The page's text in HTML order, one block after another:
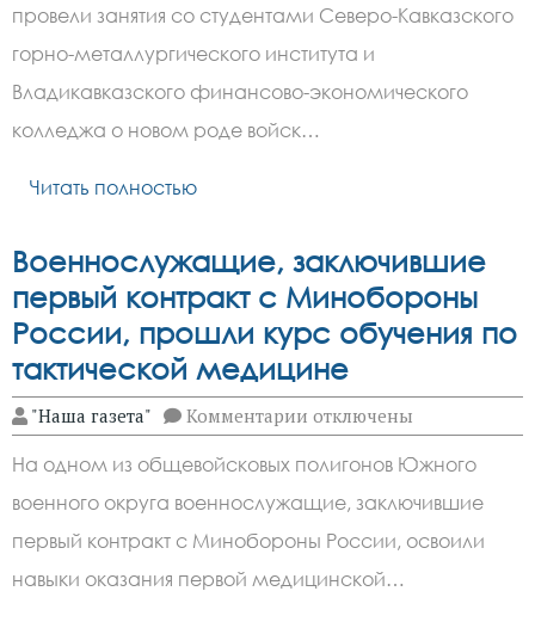
провели
занятие
со
студентами
учебных
Владикавказа
провели занятия со студентами Северо-Кавказского
горно-металлургического института и
Владикавказского финансово-экономического
колледжа о новом роде войск…
Читать полностью
Военнослужащие, заключившие
первый контракт с Минобороны
России, прошли курс обучения по
тактической медицине
"Наша газета" Комментарии к
записи
Военнослужащие,
заключившие
первый
контракт
с
Минобороны
России,
прошли
отключены
На одном из общевойсковых полигонов Южного
военного округа военнослужащие, заключившие
первый контракт с Минобороны России, освоили
навыки оказания первой медицинской…